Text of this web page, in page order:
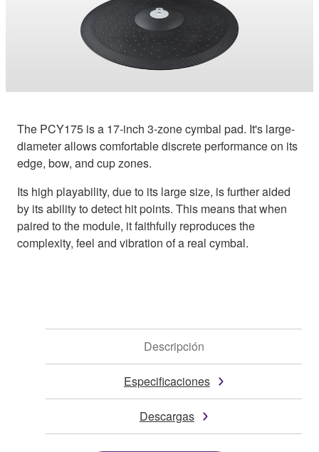
The PCY175 is a 17-inch 3-zone cymbal pad. It's large-
diameter allows comfortable discrete performance on its
edge, bow, and cup zones.
Its high playability, due to its large size, is further aided
by its ability to detect hit points. This means that when
paired to the module, it faithfully reproduces the
complexity, feel and vibration of a real cymbal.
Descripción
Especificaciones
Descargas